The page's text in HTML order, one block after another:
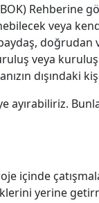
Rehberine
veya
veya
dışındaki
ayırabiliriz.
içinde
yerine